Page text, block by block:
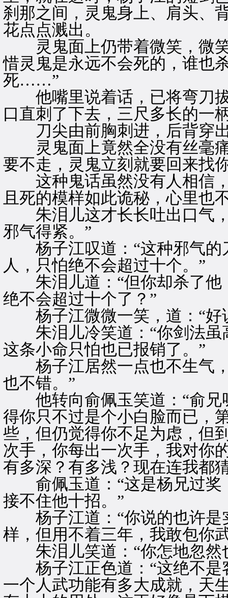
刹那之间，灵鬼身上、肩头、
花点点溅出。
灵鬼面上仍带着微笑，微笑
惜灵鬼是永远不会死的，谁也
死……”
他嘴里说着话，已将弯刀拔
口直刺了下去，三尺多长的一
刀尖由前胸刺进，后背穿
灵鬼面上竟然全没有丝毫痛
要不走，灵鬼立刻就要回来找
这种鬼话虽然没有人相信，
且死的模样如此诡秘，心里也
朱泪儿这才长长吐出口气，
邪气得紧。”
杨子江叹道：“这种邪气的
人，只怕绝不会超过十个。”
朱泪儿道：“但你却杀了他
绝不会超过十个了？”
杨子江微微一笑，道：“好
朱泪儿冷笑道：“你剑法虽
这条小命只怕也已报销了。”
杨子江居然一点也不生气，
也不错。”
他转向俞佩玉笑道：“俞兄
得你只不过是个小白脸而已，
些，但仍觉得你不足为虑，但
次手，你每出一次手，我对你
有多深？有多浅？现在连我都
俞佩玉道：“这是杨兄过奖
接不住他十招。”
杨子江道：“你说的也许是
样，但用不着三年，我敢包你
朱泪儿笑道：“你怎地忽然
杨子江正色道：“这绝不是
一个人武功能有多大成就，天